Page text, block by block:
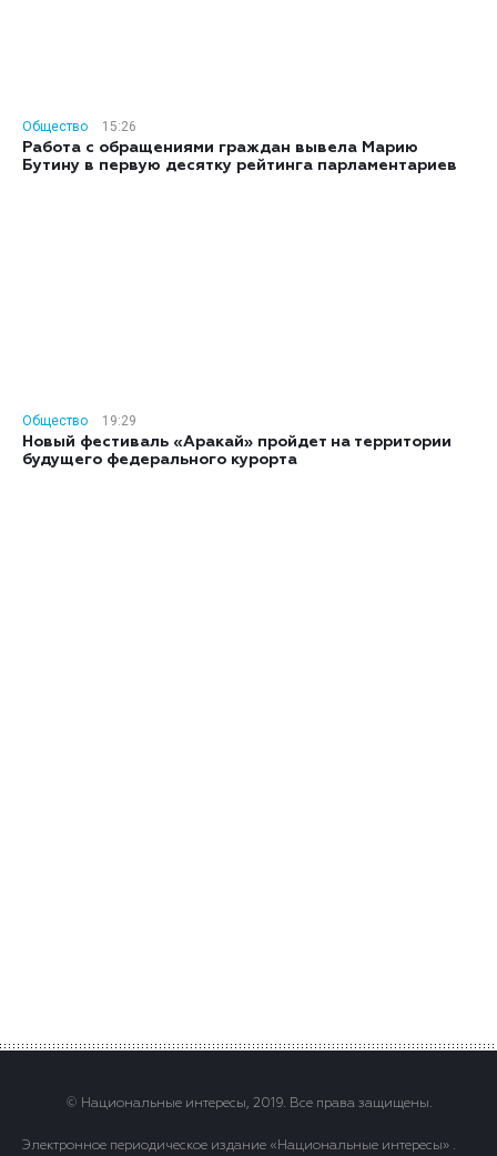
Общество
15:26
Работа с обращениями граждан вывела Марию
Бутину в первую десятку рейтинга парламентариев
Общество
19:29
Новый фестиваль «Аракай» пройдет на территории
будущего федерального курорта
© Национальные интересы, 2019. Все права защищены.
Электронное периодическое издание «Национальные интересы» .